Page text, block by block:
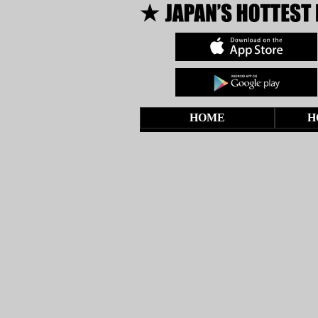
HOME